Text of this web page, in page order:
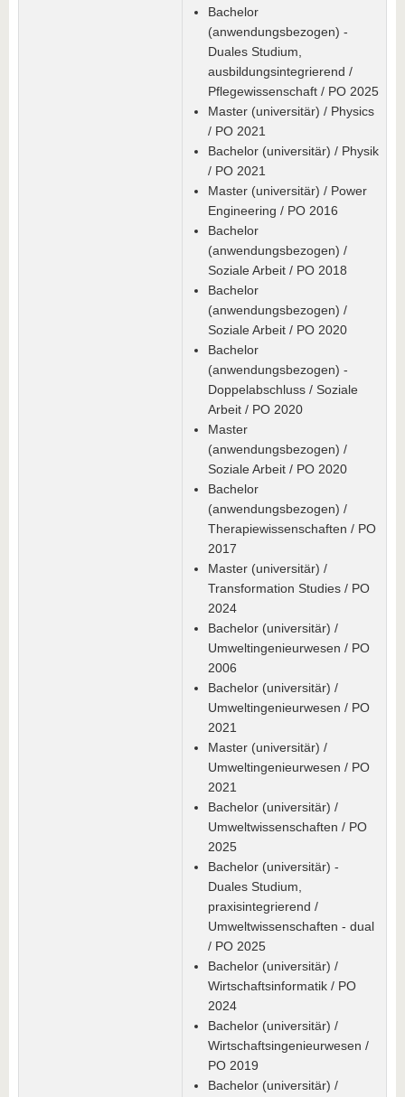
Bachelor
(anwendungsbezogen) -
Duales Studium,
ausbildungsintegrierend /
Pflegewissenschaft / PO 2025
Master (universitär) / Physics
/ PO 2021
Bachelor (universitär) / Physik
/ PO 2021
Master (universitär) / Power
Engineering / PO 2016
Bachelor
(anwendungsbezogen) /
Soziale Arbeit / PO 2018
Bachelor
(anwendungsbezogen) /
Soziale Arbeit / PO 2020
Bachelor
(anwendungsbezogen) -
Doppelabschluss / Soziale
Arbeit / PO 2020
Master
(anwendungsbezogen) /
Soziale Arbeit / PO 2020
Bachelor
(anwendungsbezogen) /
Therapiewissenschaften / PO
2017
Master (universitär) /
Transformation Studies / PO
2024
Bachelor (universitär) /
Umweltingenieurwesen / PO
2006
Bachelor (universitär) /
Umweltingenieurwesen / PO
2021
Master (universitär) /
Umweltingenieurwesen / PO
2021
Bachelor (universitär) /
Umweltwissenschaften / PO
2025
Bachelor (universitär) -
Duales Studium,
praxisintegrierend /
Umweltwissenschaften - dual
/ PO 2025
Bachelor (universitär) /
Wirtschaftsinformatik / PO
2024
Bachelor (universitär) /
Wirtschaftsingenieurwesen /
PO 2019
Bachelor (universitär) /